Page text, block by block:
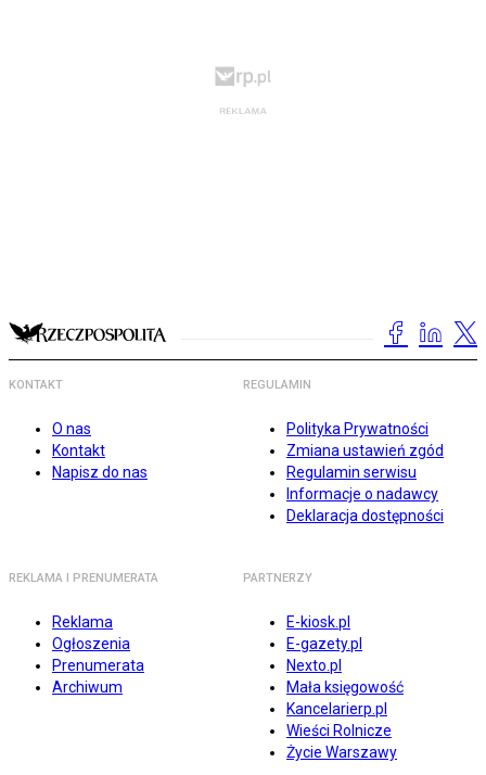
KONTAKT
O nas
Kontakt
Napisz do nas
REGULAMIN
Polityka Prywatności
Zmiana ustawień zgód
Regulamin serwisu
Informacje o nadawcy
Deklaracja dostępności
REKLAMA I PRENUMERATA
Reklama
Ogłoszenia
Prenumerata
Archiwum
PARTNERZY
E-kiosk.pl
E-gazety.pl
Nexto.pl
Mała księgowość
Kancelarierp.pl
Wieści Rolnicze
Życie Warszawy